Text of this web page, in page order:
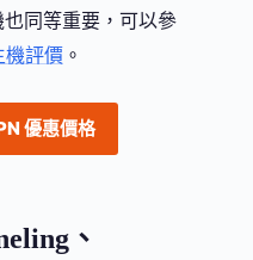
同等重要，可以參
機評價 。
優惠價格
、